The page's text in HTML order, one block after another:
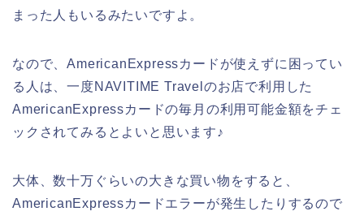
まった人もいるみたいですよ。
なので、AmericanExpressカードが使えずに困ってい
る人は、一度NAVITIME Travelのお店で利用した
AmericanExpressカードの毎月の利用可能金額をチェ
ックされてみるとよいと思います♪
大体、数十万ぐらいの大きな買い物をすると、
AmericanExpressカードエラーが発生したりするので